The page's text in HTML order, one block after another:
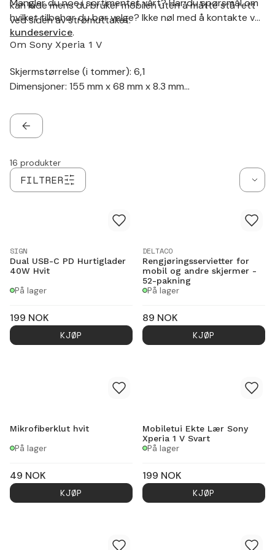
kan lade mens du bruker mobilen uten å måtte stå rett
ved siden av strømuttaket.
Mangler du noe i sortimentet vårt? Har du spørsmål om
hvilket tilbehør du bør velge? Ikke nøl med å kontakte vår
kundeservice.
Om Sony Xperia 1 V
Skjermstørrelse (i tommer): 6,1
Dimensjoner: 155 mm x 68 mm x 8.3 mm
Trådløs lading: Nei
Hodetelefonkontakt: Ja
TILBAKE
FILTRER
16 produkter
SIGN
Dual USB-C PD Hurtiglader
40W Hvit
På lager
199 NOK
KJØP
DELTACO
Rengjøringsservietter for
mobil og andre skjermer -
52-pakning
På lager
89 NOK
KJØP
Mikrofiberklut hvit
På lager
49 NOK
KJØP
Mobiletui Ekte Lær Sony
Xperia 1 V Svart
På lager
199 NOK
KJØP